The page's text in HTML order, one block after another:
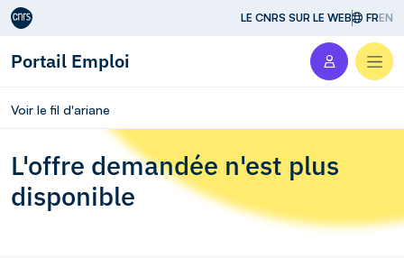
Aller au contenu LE CNRS SUR LE WEB FREN
Portail Emploi
Voir le fil d'ariane
L'offre demandée n'est plus
disponible